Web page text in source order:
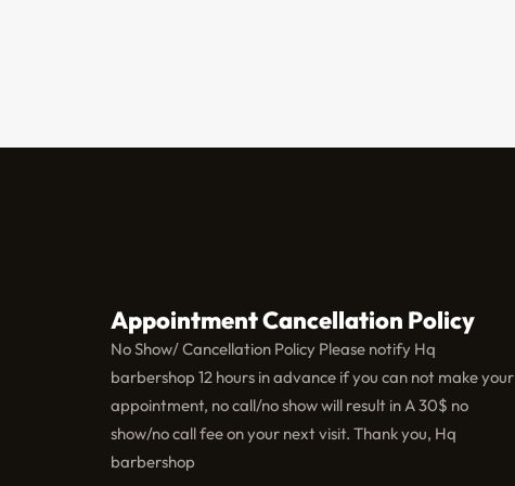
Appointment Cancellation Policy
No Show/ Cancellation Policy Please notify Hq
barbershop 12 hours in advance if you can not make your
appointment, no call/no show will result in A 30$ no
show/no call fee on your next visit. Thank you, Hq
barbershop